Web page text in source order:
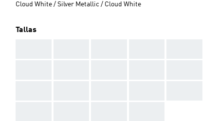
Cloud White / Silver Metallic / Cloud White
Tallas